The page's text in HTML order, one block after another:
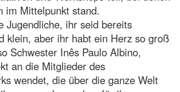
im Mittelpunkt stand.
Jugendliche, ihr seid bereits
klein, aber ihr habt ein Herz so groß
Schwester Inês Paulo Albino,
an die Mitglieder des
wendet, die über die ganze Welt